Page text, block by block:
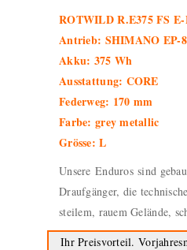
ROTWILD R.E375 FS
Antrieb: SHIMANO EP-8
Akku: 375 Wh
Ausstattung: CORE
Federweg: 170 mm
Farbe: grey metallic
Grösse: L
Unsere Enduros sind
Draufgänger, die
steilem, rauem Gelände,
Ihr Preisvorteil.